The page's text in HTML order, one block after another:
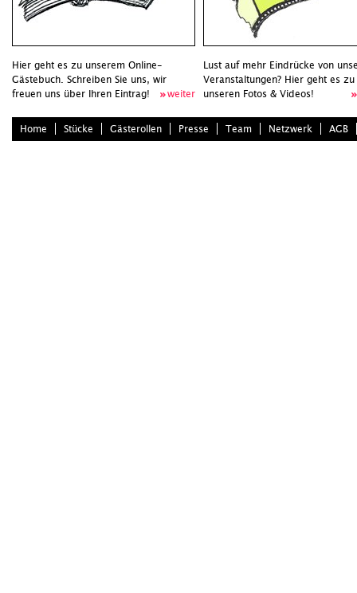
Hier geht es zu unserem Online-
Gästebuch. Schreiben Sie uns, wir
freuen uns über Ihren Eintrag!
weiter
Lust auf mehr Eindrücke von
Veranstaltungen? Hier geht es zu
unseren Fotos & Videos!
Home Stücke Gästerollen Presse Team Netzwerk AGB